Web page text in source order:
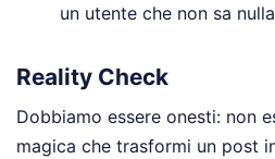
un utente che non sa
Reality Check
Dobbiamo essere onesti: non
magica che trasformi un post